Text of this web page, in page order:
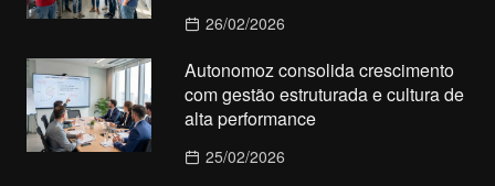
26/02/2026
Autonomoz consolida crescimento
com gestão estruturada e cultura de
alta performance
25/02/2026